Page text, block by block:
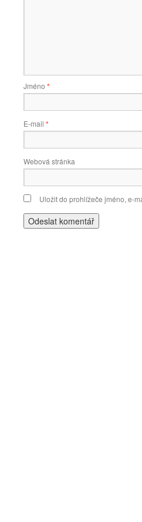
Jméno *
E-mail *
Webová stránka
Uložit do prohlížeče jméno, e-